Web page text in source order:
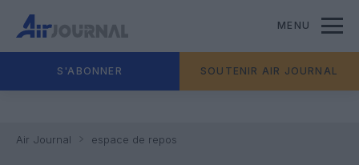
MENU
S'ABONNER SOUTENIR AIR JOURNAL
Air Journal espace de repos